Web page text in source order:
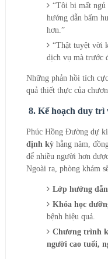
“Tôi bị mất ngủ
hướng dẫn bấm
hơn.”
“Thật tuyệt vời
dịch vụ mà trước
Những phản hồi tích
quả thiết thực của
8. Kế hoạch duy trì
Phúc Hồng Đường dự
định kỳhằng năm,
để nhiều người hơn
Ngoài ra, phòng khám
Lớp hướng
Khóa học
bệnh hiệu quả.
Chương trình
người cao tuổi,